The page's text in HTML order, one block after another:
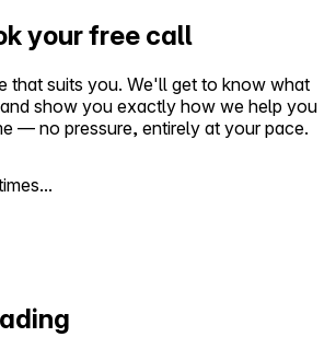
your free call
that suits you. We'll get to know what
show you exactly how we help you
— no pressure, entirely at your pace.